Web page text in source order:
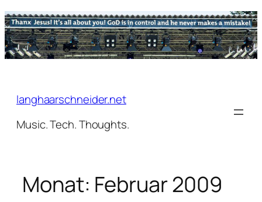
Zum
Inhalt
springen
langhaarschneider.net
Music. Tech. Thoughts.
Monat: Februar 2009